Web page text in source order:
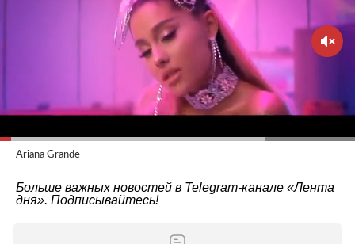
Ariana Grande
Больше важных новостей в Telegram-канале «Лента
дня». Подписывайтесь!